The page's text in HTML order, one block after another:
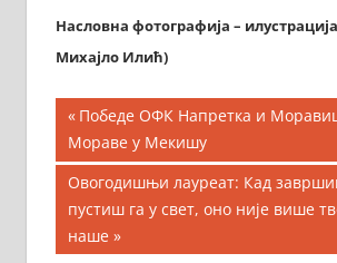
Насловна фотографија –
Михајло Илић)
Кретање
чланка
Previous
Post:
Победе OФК Напретка и
Мораве у Мекишу
Next
Post:
Овогодишњи лауреат: Кад
пустиш га у свет, оно није више
наше